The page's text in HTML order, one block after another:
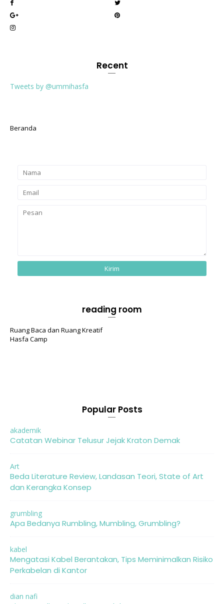
Recent
Tweets by @ummihasfa
Beranda
reading room
Ruang Baca dan Ruang Kreatif
Hasfa Camp
Popular Posts
akademik
Catatan Webinar Telusur Jejak Kraton Demak
Art
Beda Literature Review, Landasan Teori, State of Art
dan Kerangka Konsep
grumbling
Apa Bedanya Rumbling, Mumbling, Grumbling?
kabel
Mengatasi Kabel Berantakan, Tips Meminimalkan Risiko
Perkabelan di Kantor
dian nafi